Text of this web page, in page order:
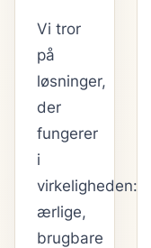
Vi tror
på
løsninger,
der
fungerer
i
virkeligheden:
ærlige,
brugbare